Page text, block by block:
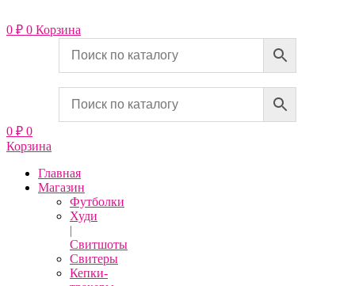
к
содержимому
0 ₽ 0 Корзина
0 ₽ 0
Корзина
Главная
Магазин
Футболки
Худи
|
Свитшоты
Свитеры
Кепки-